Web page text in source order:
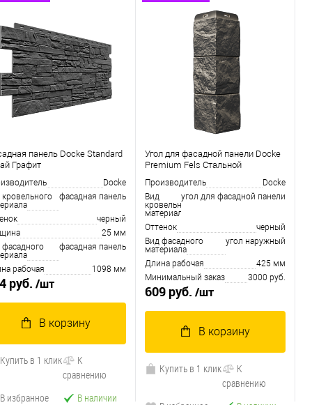
панель Docke Standard
Графит
Docke
кровельного
фасадная панель
черный
25 мм
фасадного
фасадная панель
рабочая 1098 мм
руб. /шт
В корзину
Купить в 1 клик
К
сравнению
В избранное
В наличии
Угол для фасадной панели Docke
Premium Fels Стальной
Производитель
Docke
Вид
кровельного
материала
угол для фасадной панели
Оттенок
черный
Вид фасадного
материала
угол наружный
Длина рабочая
425 мм
Минимальный заказ
3000 руб.
609 руб. /шт
В корзину
Купить в 1 клик
К
сравнению